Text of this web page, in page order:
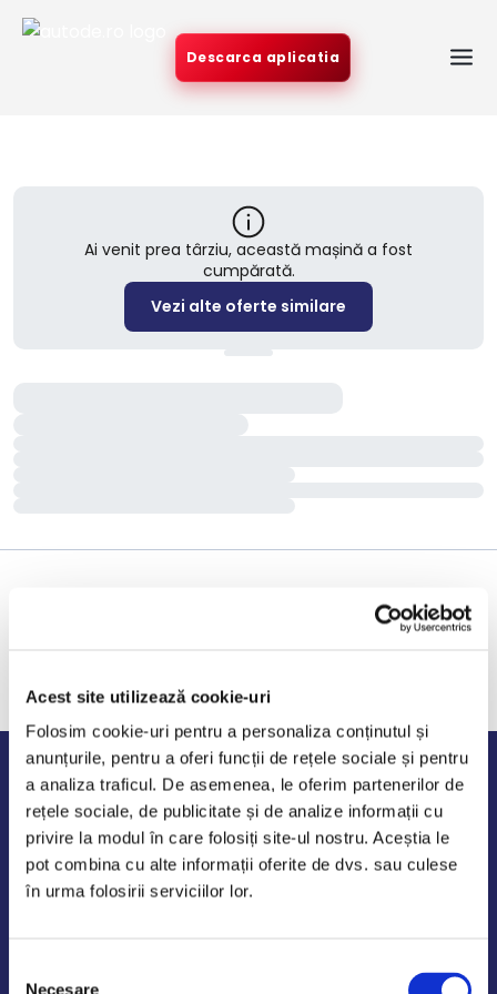
Acest site utilizează cookie-uri
Folosim cookie-uri pentru a personaliza conținutul și
anunțurile, pentru a oferi funcții de rețele sociale și pentru
a analiza traficul. De asemenea, le oferim partenerilor de
rețele sociale, de publicitate și de analize informații cu
privire la modul în care folosiți site-ul nostru. Aceștia le
pot combina cu alte informații oferite de dvs. sau culese
în urma folosirii serviciilor lor.
Necesare
Descarca aplicatia
Ai venit prea târziu, această mașină a fost
cumpărată.
Vezi alte oferte similare
Program de lucru
Luni - Vineri: 09:00-18:00
Sambata - Duminica: 10:00-14:00